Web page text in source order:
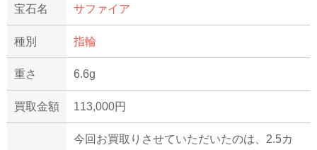
宝石名 サファイア
種別 指輪
重さ 6.6g
買取金額 113,000円
今回お買取りさせていただいたのは、2.5カ